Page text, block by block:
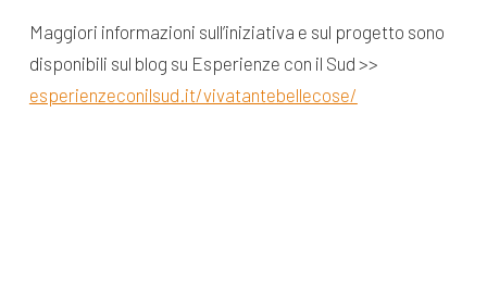
Maggiori informazioni sull’iniziativa e sul progetto sono
disponibili sul blog su Esperienze con il Sud >>
esperienzeconilsud.it/vivatantebellecose/